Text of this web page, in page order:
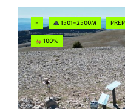
Categories
- 1501-2500M
100%